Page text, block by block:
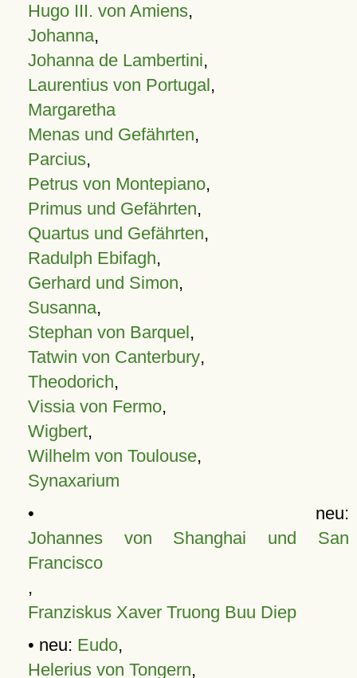
Hugo III. von Amiens,
Johanna,
Johanna de Lambertini,
Laurentius von Portugal,
Margaretha
Menas und Gefährten,
Parcius,
Petrus von Montepiano,
Primus und Gefährten,
Quartus und Gefährten,
Radulph Ebifagh,
Gerhard und Simon,
Susanna,
Stephan von Barquel,
Tatwin von Canterbury,
Theodorich,
Vissia von Fermo,
Wigbert,
Wilhelm von Toulouse,
Synaxarium
• neu:
Johannes von Shanghai und San
Francisco
,
Franziskus Xaver Truong Buu Diep
• neu: Eudo,
Helerius von Tongern,